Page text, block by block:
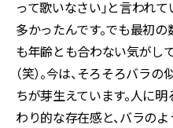
って歌いなさい」と言われ
多かったんです。でも最初
も年齢とも合わない気が
（笑）。今は、そろそろバラ
ちが芽生えています。人に
わり的な存在感と、バラの